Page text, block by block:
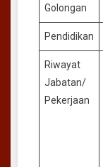
Golongan
Pendidikan
Riwayat
Jabatan/
Pekerjaan